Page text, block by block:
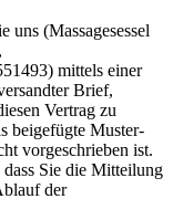
uns (Massagesessel
mittels einer
Brief,
Vertrag zu
beigefügte Muster-
vorgeschrieben ist.
Sie die Mitteilung
der